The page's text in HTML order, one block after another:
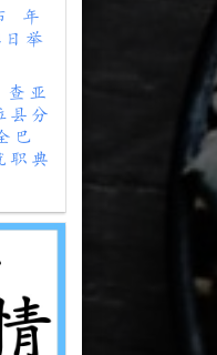
年
举
查亚
县分
巴
职典